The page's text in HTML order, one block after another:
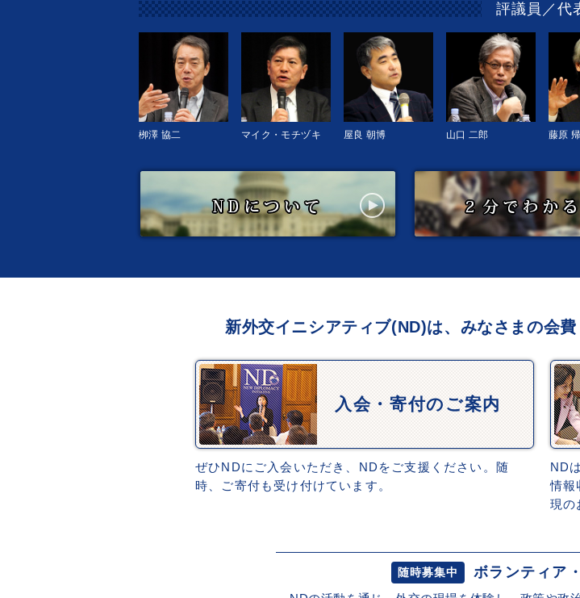
評議員／代
栁澤 協二 マイク・モチヅキ 屋良 朝博 山口 二郎 藤原
新外交イニシアティブ(ND)は、みなさまの会
入会・寄付のご案内
ぜひNDにご入会いただき、NDをご支援ください。随
時、ご寄付も受け付けています。
ND
情報
現の
随時募集中 ボランティア